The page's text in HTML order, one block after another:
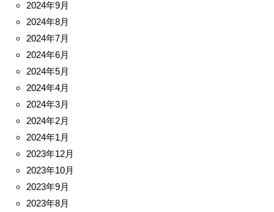
2024年9月
2024年8月
2024年7月
2024年6月
2024年5月
2024年4月
2024年3月
2024年2月
2024年1月
2023年12月
2023年10月
2023年9月
2023年8月